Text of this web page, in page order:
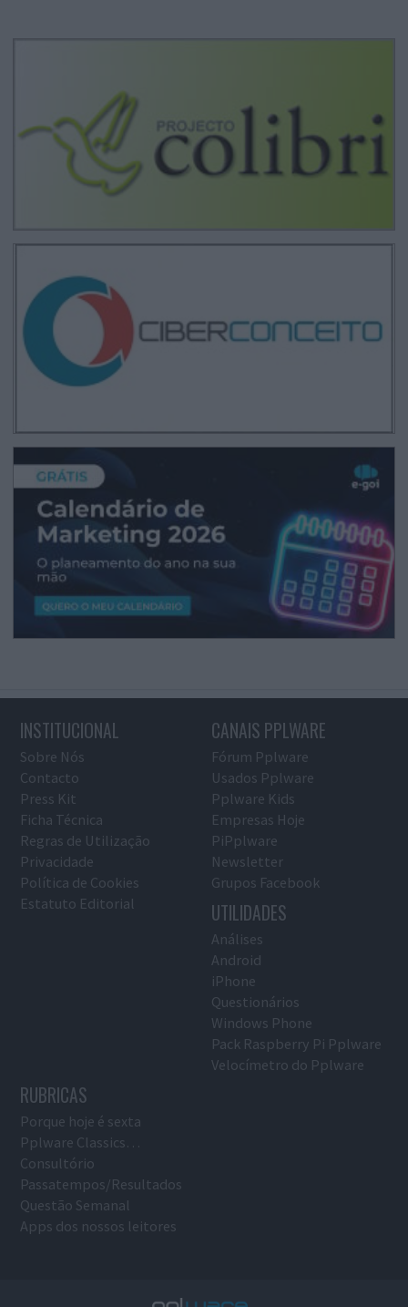
INSTITUCIONAL
Sobre Nós
Contacto
Press Kit
Ficha Técnica
Regras de Utilização
Privacidade
Política de Cookies
Estatuto Editorial
CANAIS PPLWARE
Fórum Pplware
Usados Pplware
Pplware Kids
Empresas Hoje
PiPplware
Newsletter
Grupos Facebook
UTILIDADES
Análises
Android
iPhone
Questionários
Windows Phone
Pack Raspberry Pi Pplware
Velocímetro do Pplware
RUBRICAS
Porque hoje é sexta
Pplware Classics…
Consultório
Passatempos/Resultados
Questão Semanal
Apps dos nossos leitores